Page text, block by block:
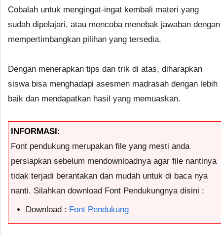
Cobalah untuk mengingat-ingat kembali materi yang
sudah dipelajari, atau mencoba menebak jawaban dengan
mempertimbangkan pilihan yang tersedia.
Dengan menerapkan tips dan trik di atas, diharapkan
siswa bisa menghadapi asesmen madrasah dengan lebih
baik dan mendapatkan hasil yang memuaskan.
INFORMASI:
Font pendukung merupakan file yang mesti anda
persiapkan sebelum mendownloadnya agar file nantinya
tidak terjadi berantakan dan mudah untuk di baca nya
nanti. Silahkan download Font Pendukungnya disini :
Download : Font Pendukung